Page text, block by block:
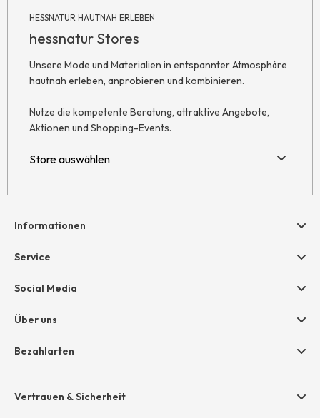
HESSNATUR HAUTNAH ERLEBEN
hessnatur Stores
Unsere Mode und Materialien in entspannter Atmosphäre
hautnah erleben, anprobieren und kombinieren.
Nutze die kompetente Beratung, attraktive Angebote,
Aktionen und Shopping-Events.
Informationen
Hilfe & Kontakt
Retoure
AGB
Datenschutz
Grounding Page
Service
Geschenkgutscheine
Größentabelle
Social Media
Über uns
Unternehmen
Bezahlarten
Amazon Pay
Vertrauen & Sicherheit